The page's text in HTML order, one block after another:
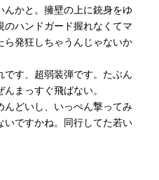
かと。擁壁の上に銃身をゆ
ハンドガード握れなくてマ
ら発狂しちゃうんじゃないか
す、超弱装弾です。たぶん
まっすぐ飛ばない。
んどいし、いっぺん撃ってみ
いですかね。同行してた若い